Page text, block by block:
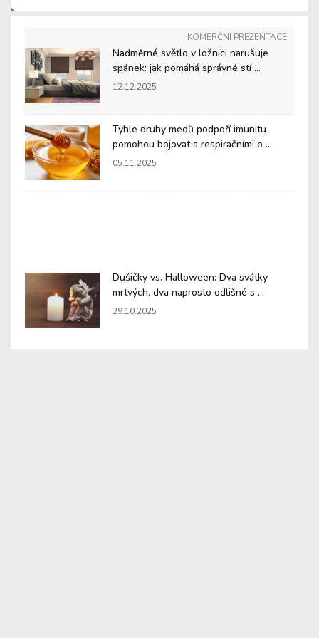
KOMERČNÍ PREZENTACE
Nadměrné světlo v ložnici narušuje
spánek: jak pomáhá správné stí ...
12.12.2025
Tyhle druhy medů podpoří imunitu
pomohou bojovat s respiračními o ...
05.11.2025
Dušičky vs. Halloween: Dva svátky
mrtvých, dva naprosto odlišné s ...
29.10.2025